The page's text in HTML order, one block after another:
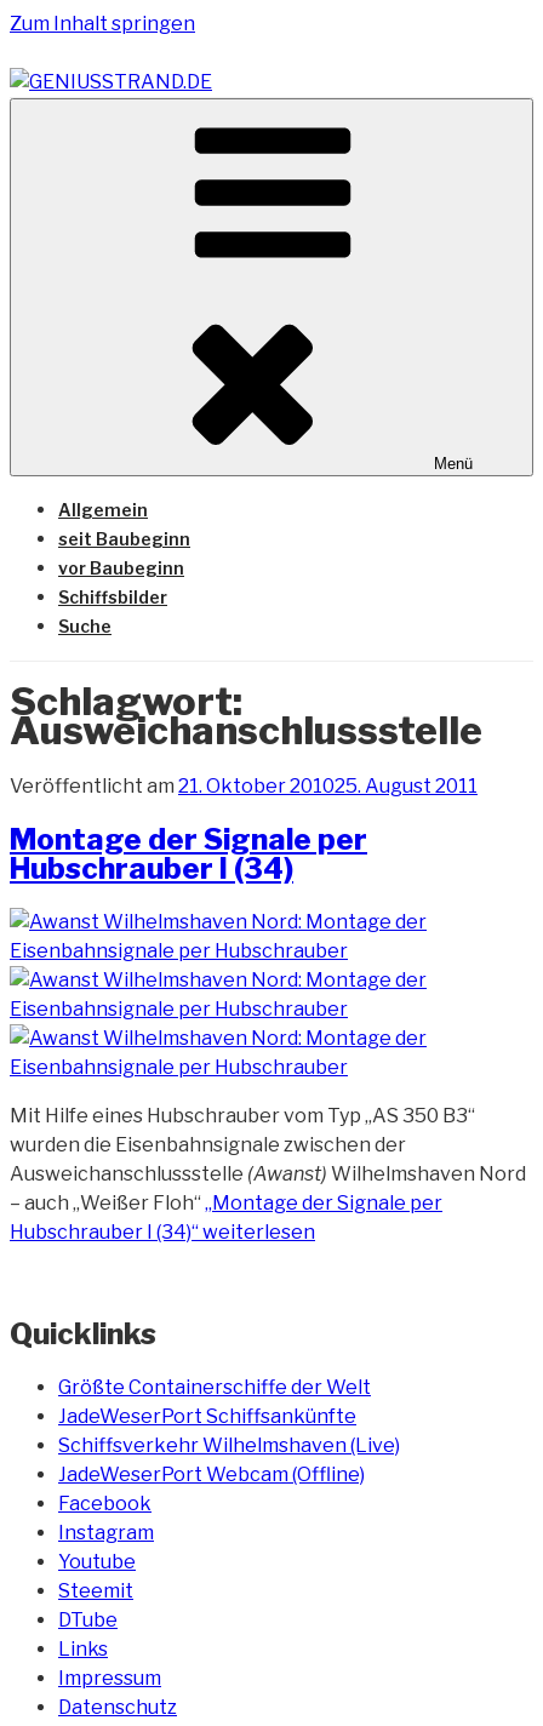
Zum Inhalt springen
GENIUSSTRAND.DE
Vom Geniusstrand zum JadeWeserPort/Container
Terminal Wilhelmshaven
Menü
Allgemein
seit Baubeginn
vor Baubeginn
Schiffsbilder
Suche
Schlagwort:
Ausweichanschlussstelle
Veröffentlicht am 21. Oktober 201025. August 2011
Montage der Signale per
Hubschrauber I (34)
Mit Hilfe eines Hubschrauber vom Typ „AS 350 B3“
wurden die Eisenbahnsignale zwischen der
Ausweichanschlussstelle (Awanst) Wilhelmshaven Nord
– auch „Weißer Floh“ „Montage der Signale per
Hubschrauber I (34)“weiterlesen
Quicklinks
Größte Containerschiffe der Welt
JadeWeserPort Schiffsankünfte
Schiffsverkehr Wilhelmshaven (Live)
JadeWeserPort Webcam (Offline)
Facebook
Instagram
Youtube
Steemit
DTube
Links
Impressum
Datenschutz